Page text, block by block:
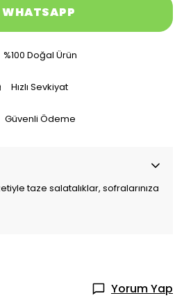
WHATSAPP
%100 Doğal Ürün
Hızlı Sevkiyat
Güvenli Ödeme
taze salatalıklar, sofralarınıza
Yorum Yap